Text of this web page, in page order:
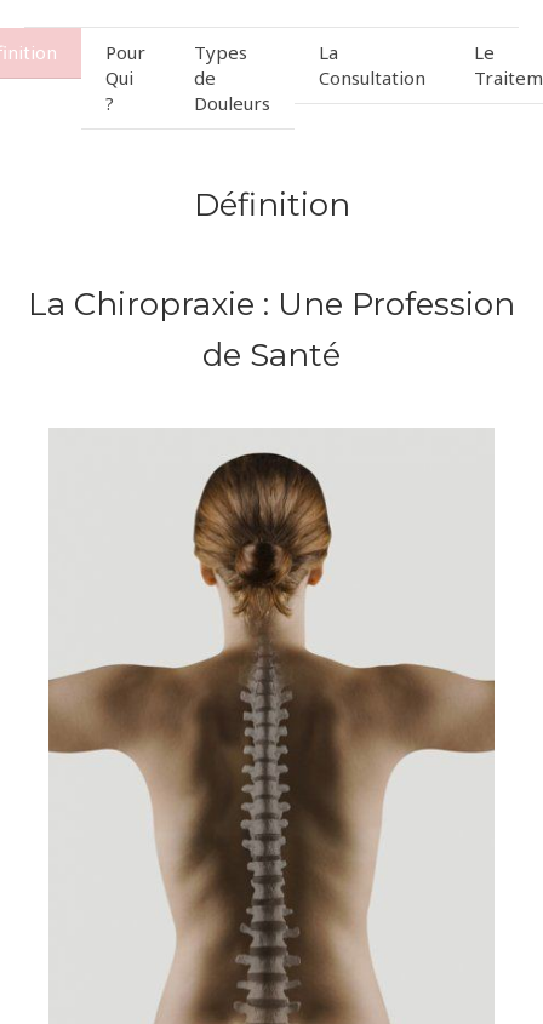
Pour
Qui
?
Types
de
Douleurs
La
Consultation
Le
Définition
La Chiropraxie : Une Profession
de Santé